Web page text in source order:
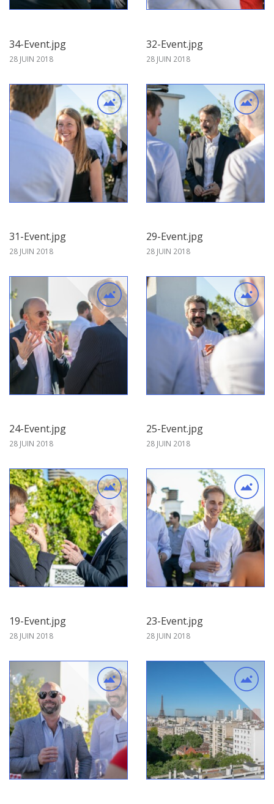
34-Event.jpg
28 JUIN 2018
32-Event.jpg
28 JUIN 2018
31-Event.jpg
28 JUIN 2018
29-Event.jpg
28 JUIN 2018
24-Event.jpg
28 JUIN 2018
25-Event.jpg
28 JUIN 2018
19-Event.jpg
28 JUIN 2018
23-Event.jpg
28 JUIN 2018